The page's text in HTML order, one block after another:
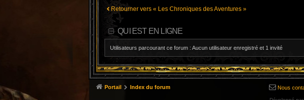
S
a
e
m
Retourner vers « Les Chroniques des Aventures »
QUI EST EN LIGNE
Utilisateurs parcourant ce forum : Aucun utilisateur enregistré et 1 invité
Portail Index du forum Nous